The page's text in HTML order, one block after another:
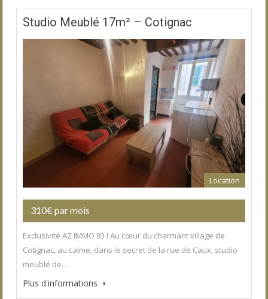
Studio Meublé 17m² – Cotignac
Location
310€ par mois
Exclusivité AZ IMMO 83 ! Au cœur du charmant village de
Cotignac, au calme, dans le secret de la rue de Caux, studio
meublé de…
Plus d'informations